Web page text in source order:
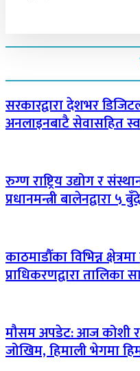
सरकारद्वारा देशभर
अनलाइनबाटै सेवासहित
रुग्ण राष्ट्रिय उद्योग र
प्रधानमन्त्री बालेनद्वारा
काठमाडौँका विभिन्न
प्राधिकरणद्वारा तालिका
मौसम अपडेट: आज कोशी र
जोखिम, हिमाली भेगमा